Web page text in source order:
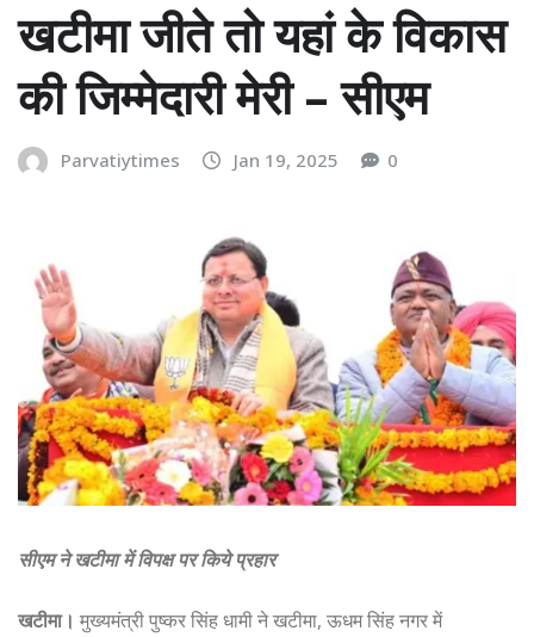
खटीमा जीते तो यहां के विकास
की जिम्मेदारी मेरी – सीएम
Parvatiytimes Jan 19, 2025 0
सीएम ने खटीमा में विपक्ष पर किये प्रहार
खटीमा। मुख्यमंत्री पुष्कर सिंह धामी ने खटीमा, ऊधम सिंह नगर में